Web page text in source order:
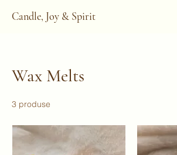
Candle, Joy & Spirit
Wax Melts
3 produse